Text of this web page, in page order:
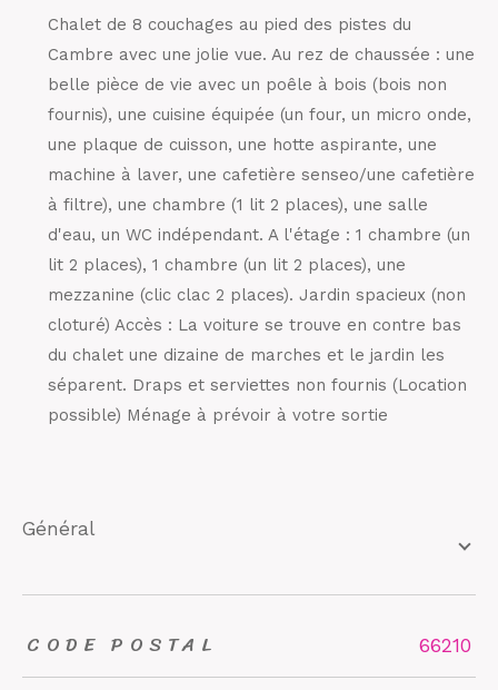
Chalet de 8 couchages au pied des pistes du
Cambre avec une jolie vue. Au rez de chaussée : une
belle pièce de vie avec un poêle à bois (bois non
fournis), une cuisine équipée (un four, un micro onde,
une plaque de cuisson, une hotte aspirante, une
machine à laver, une cafetière senseo/une cafetière
à filtre), une chambre (1 lit 2 places), une salle
d'eau, un WC indépendant. A l'étage : 1 chambre (un
lit 2 places), 1 chambre (un lit 2 places), une
mezzanine (clic clac 2 places). Jardin spacieux (non
cloturé) Accès : La voiture se trouve en contre bas
du chalet une dizaine de marches et le jardin les
séparent. Draps et serviettes non fournis (Location
possible) Ménage à prévoir à votre sortie
général
TRAD_ZEPHYR_Caracteristique TRAD_ZEPHYR_Valeurs
CODE POSTAL 66210